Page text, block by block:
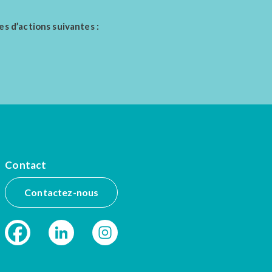
d’actions suivantes :
Contact
Contactez-nous